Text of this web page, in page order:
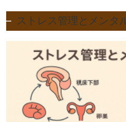
ストレス管理とメンタ